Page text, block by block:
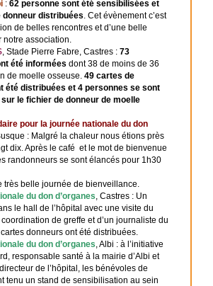
: 62 personne sont été sensibilisées et
donneur distribuées . Cet évènement c’est
de belles rencontres et d’une belle
association.
, Stade Pierre Fabre, Castres : 73
été informées dont 38 de moins de 36
de moelle osseuse. 49 cartes de
été distribuées et 4 personnes se sont
le fichier de donneur de moelle
pour la journée nationale du don
: Malgré la chaleur nous étions près
dix. Après le café et le mot de bienvenue
randonneurs se sont élancés pour 1h30
très belle journée de bienveillance.
du don d’organes , Castres : Un
le hall de l’hôpital avec une visite du
de greffe et d’un journaliste du
donneurs ont été distribuées.
du don d’organes , Albi : à l’initiative
responsable santé à la mairie d’Albi et
de l’hôpital, les bénévoles de
tenu un stand de sensibilisation au sein